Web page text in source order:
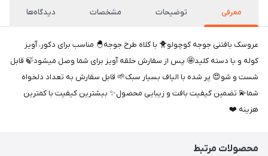
معرفی توضیحات مشخصات دیدگاه‌ها
عروسک بافتنی جوجه کوچولو🐥 با کلاه طرح جوجه🐣 مناسب برای دکور، آویز
کوله و یا دسته کلید🤩 پس از سفارش حلقه آویز برای شما وصل میشود🍃 قابل
شست و شو😍 پر شده با الیاف بسیار سبک🌱 قابل سفارش به تعداد دلخواه
شما💫 تضمین کیفیت بافت و زیبایی محصول✨️ بیشترین کیفیت با کمترین
هزینه ❤️
محصولات مرتبط